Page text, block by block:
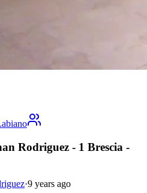
Rodriguez - 1 Brescia -
·9 years ago